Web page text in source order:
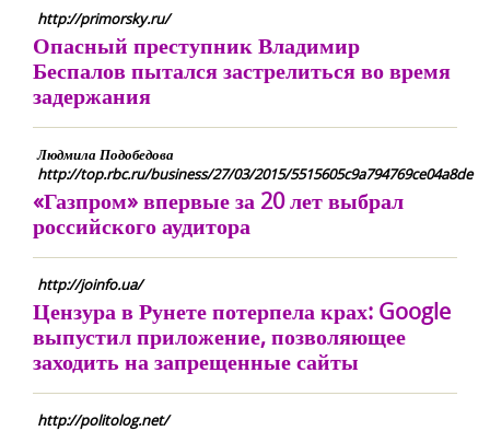
http://primorsky.ru/
Опасный преступник Владимир
Беспалов пытался застрелиться во время
задержания
Людмила Подобедова
http://top.rbc.ru/business/27/03/2015/5515605c9a794769ce04a8de
«Газпром» впервые за 20 лет выбрал
российского аудитора
http://joinfo.ua/
Цензура в Рунете потерпела крах: Google
выпустил приложение, позволяющее
заходить на запрещенные сайты
http://politolog.net/